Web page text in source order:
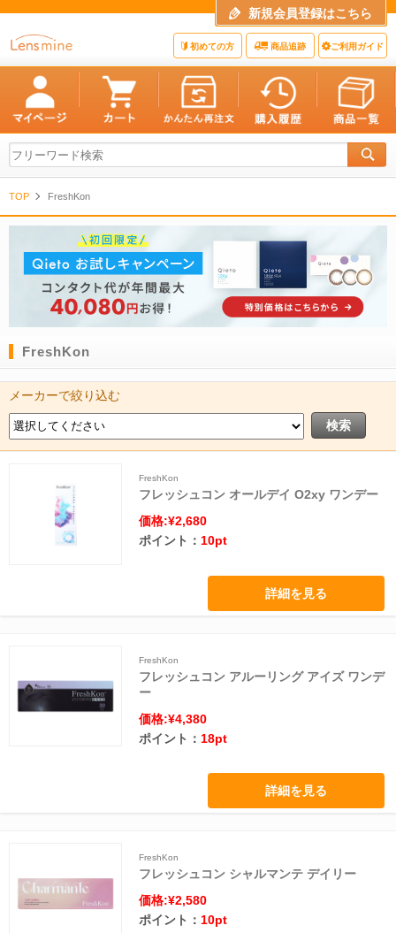
新規会員登録はこちら
初めての方 商品追跡 ご利用ガイド
TOP FreshKon
FreshKon
メーカーで絞り込む
FreshKon
フレッシュコン オールデイ O2xy ワンデー
価格:¥2,680
ポイント： 10pt
詳細を見る
FreshKon
フレッシュコン アルーリング アイズ ワンデ
ー
価格:¥4,380
ポイント： 18pt
詳細を見る
FreshKon
フレッシュコン シャルマンテ デイリー
価格:¥2,580
ポイント：10pt